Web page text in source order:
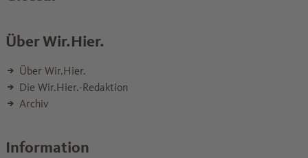
Über Wir.Hier.
Über Wir.Hier.
Die Wir.Hier.-Redaktion
Archiv
Information